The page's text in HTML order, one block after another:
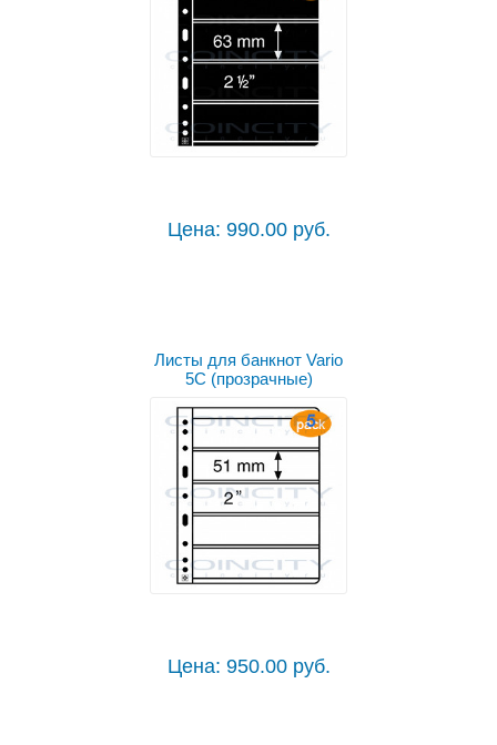
Цена: 990.00 руб.
Листы для банкнот Vario
5C (прозрачные)
Цена: 950.00 руб.